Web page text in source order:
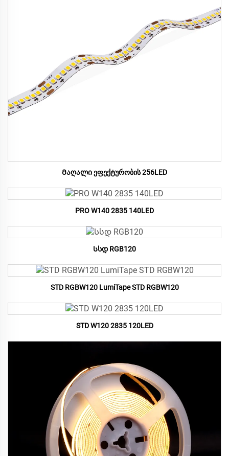
Მაღალი ეფექტურობის 256LED
PRO W140 2835 140LED
Სსდ RGB120
STD RGBW120 LumiTape STD RGBW120
STD W120 2835 120LED